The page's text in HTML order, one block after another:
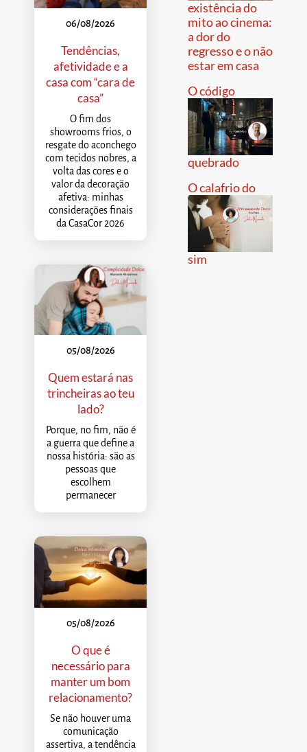
06/08/2026
Tendências,
afetividade e a
casa com “cara de
casa”
O fim dos
showrooms frios, o
resgate do aconchego
com tecidos nobres, a
volta das cores e o
valor da decoração
afetiva: minhas
considerações finais
da CasaCor 2026
05/08/2026
Quem estará nas
trincheiras ao teu
lado?
Porque, no fim, não é
a guerra que define a
nossa história: são as
pessoas que
escolhem
permanecer
05/08/2026
O que é
necessário para
manter um bom
relacionamento?
Se não houver uma
comunicação
assertiva, a tendência
existência do
mito ao cinema:
a dor do
regresso e o não
estar em casa
O código
quebrado
O calafrio do
sim